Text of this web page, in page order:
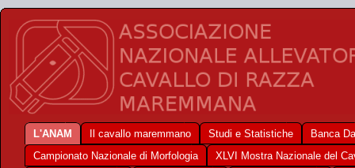
L'ANAM Il cavallo maremmano Studi e Statistiche
Banca
Campionato Nazionale di Morfologia
XLVI Mostra Nazionale del